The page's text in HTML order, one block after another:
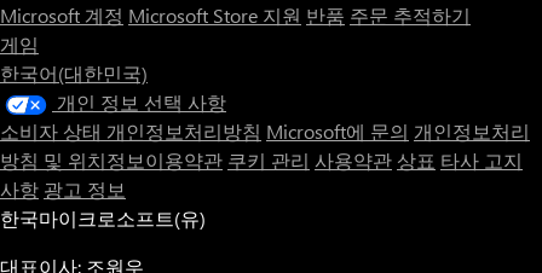
Microsoft 계정 Microsoft Store 지원 반품 주문 추적하기
게임
한국어(대한민국)
개인 정보 선택 사항
소비자 상태 개인정보처리방침 Microsoft에 문의 개인정보처리
방침 및 위치정보이용약관 쿠키 관리 사용약관 상표 타사 고지
사항 광고 정보
한국마이크로소프트(유)
대표이사: 조원우